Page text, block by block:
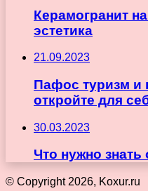
Керамогранит
эстетика
21.09.2023
Пафос туризм и
откройте для
30.03.2023
Что нужно
© Copyright 2026, Koxur.ru